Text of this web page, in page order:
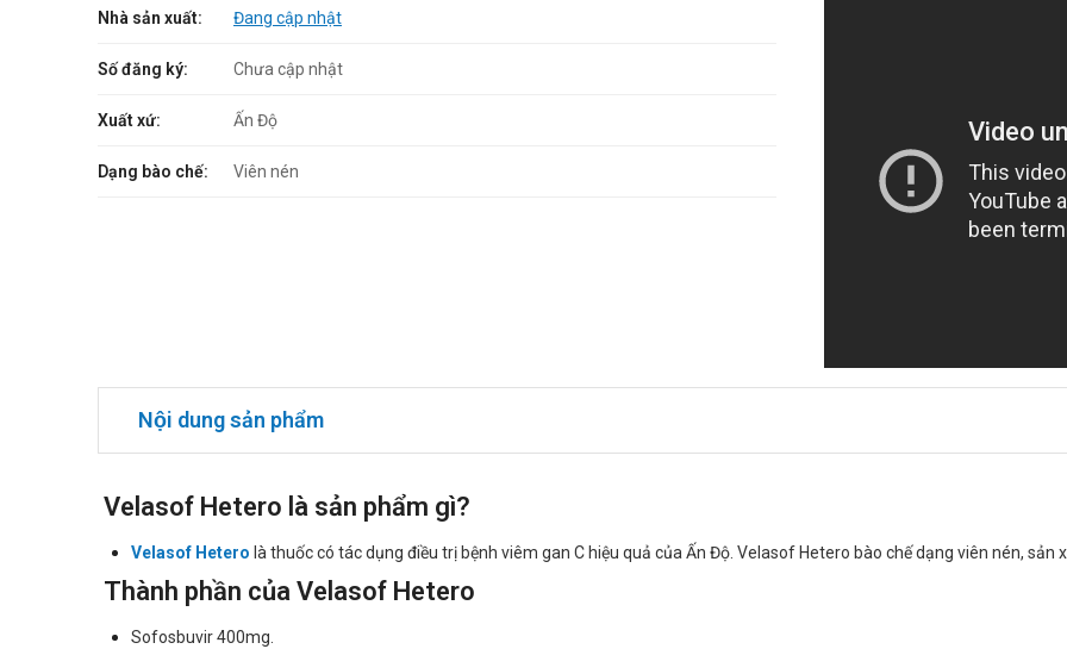
Nhà sản xuất: Đang cập nhật
Số đăng ký: Chưa cập nhật
Xuất xứ: Ấn Độ
Dạng bào chế: Viên nén
Nội dung sản phẩm
Velasof Hetero là sản phẩm gì?
Velasof Hetero là thuốc có tác dụng điều trị bệnh viêm gan C hiệu quả của Ấn Độ. Velasof Hetero bào chế dạng viên nén, sản
Thành phần của Velasof Hetero
Sofosbuvir 400mg.